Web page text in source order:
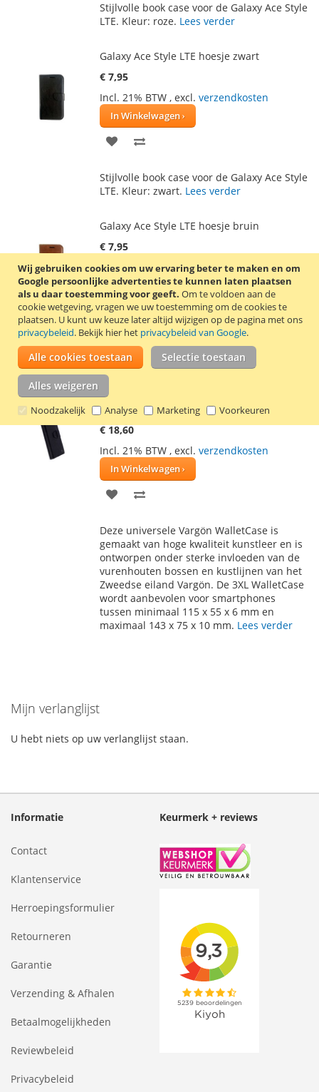
Wij gebruiken cookies om uw ervaring beter te maken en om
Google persoonlijke advertenties te kunnen laten plaatsen
als u daar toestemming voor geeft. Om te voldoen aan de
cookie wetgeving, vragen we uw toestemming om de cookies te
plaatsen. U kunt uw keuze later altijd wijzigen op de pagina met ons
privacybeleid. Bekijk hier het privacybeleid van Google.
Alle cookies toestaan Selectie toestaan
Alles weigeren
Noodzakelijk Analyse Marketing Voorkeuren
AAN TE
Stijlvolle book case voor de Galaxy Ace Style
LTE. Kleur: roze. Lees verder
Galaxy Ace Style LTE hoesje zwart
€ 7,95
Incl. 21% BTW , excl. verzendkosten
In Winkelwagen
VOEG
AAN TE
Stijlvolle book case voor de Galaxy Ace Style
LTE. Kleur: zwart. Lees verder
Galaxy Ace Style LTE hoesje bruin
€ 7,95
Incl. 21% BTW, excl.verzendkosten
In Winkelwagen
VOEG
TOE
AAN
TOEVOEGEN
OM
Stijlvolle book case voor de Galaxy Ace Style
LTE. Kleur: bruin.Lees verder
Krusell Vargön Universal WalletCase 3XL
zwart
€ 18,60
Incl. 21% BTW , excl. verzendkosten
In Winkelwagen
VOEG
AAN
VERLANGLIJST
TE
VERGELIJKEN
Deze universele Vargön WalletCase is
gemaakt van hoge kwaliteit kunstleer en is
ontworpen onder sterke invloeden van de
vurenhouten bossen en kustlijnen van het
Zweedse eiland Vargön. De 3XL WalletCase
wordt aanbevolen voor smartphones
tussen minimaal 115 x 55 x 6 mm en
maximaal 143 x 75 x 10 mm. Lees verder
Mijn verlanglijst
U hebt niets op uw verlanglijst staan.
Informatie
Contact
Klantenservice
Herroepingsformulier
Retourneren
Garantie
Verzending & Afhalen
Betaalmogelijkheden
Reviewbeleid
Privacybeleid
Keurmerk + reviews